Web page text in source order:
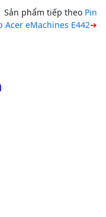
Sản phẩm tiếp theo Pin
Acer eMachines E442